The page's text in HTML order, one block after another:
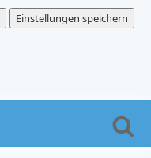
Einstellungen speichern